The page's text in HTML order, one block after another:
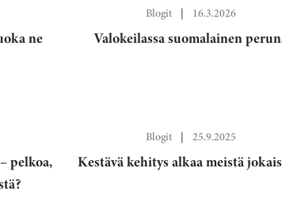
ne
Blogit | 16.3.2026
Valokeilassa suomalainen
pelkoa,
Blogit | 25.9.2025
Kestävä kehitys alkaa meistä